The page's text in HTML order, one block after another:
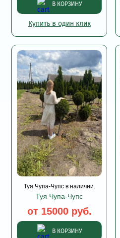
В КОРЗИНУ
Купить в один клик
Туя Чупа-Чупс в наличии.
Туя Чупа-Чупс
от 15000 руб.
В КОРЗИНУ